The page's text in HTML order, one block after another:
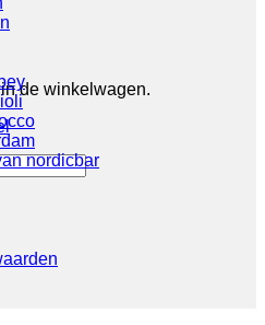
de winkelwagen.
nordicbar